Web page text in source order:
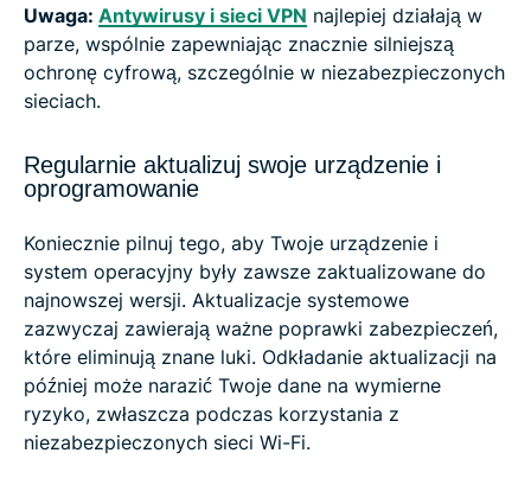
Uwaga: Antywirusy i sieci VPN najlepiej działają w
parze, wspólnie zapewniając znacznie silniejszą
ochronę cyfrową, szczególnie w niezabezpieczonych
sieciach.
Regularnie aktualizuj swoje urządzenie i
oprogramowanie
Koniecznie pilnuj tego, aby Twoje urządzenie i
system operacyjny były zawsze zaktualizowane do
najnowszej wersji. Aktualizacje systemowe
zazwyczaj zawierają ważne poprawki zabezpieczeń,
które eliminują znane luki. Odkładanie aktualizacji na
później może narazić Twoje dane na wymierne
ryzyko, zwłaszcza podczas korzystania z
niezabezpieczonych sieci Wi-Fi.